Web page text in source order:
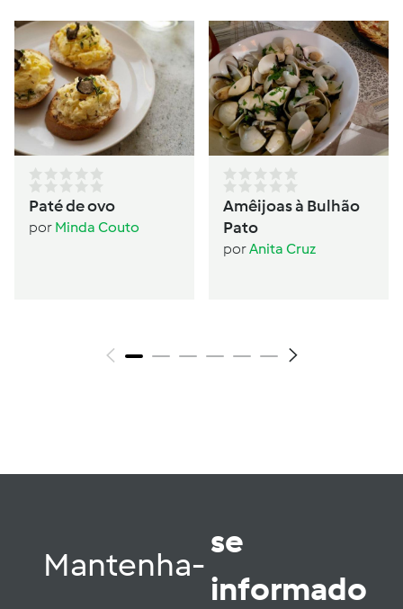
Paté de ovo
por Minda Couto
Amêijoas à Bulhão
Pato
porAnita Cruz
Mantenha-
se
informado